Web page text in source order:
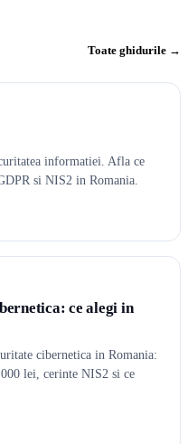
Toate ghidurile →
informatiei. Afla ce
si NIS2 in Romania.
ce alegi in
cibernetica in Romania:
lei, cerinte NIS2 si ce